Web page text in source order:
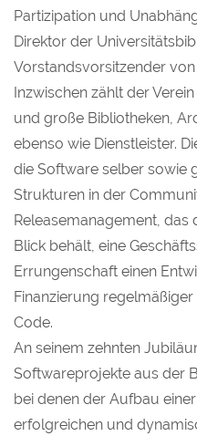
Partizipation und
Direktor der
Vorstandsvorsitzender von
Inzwischen zählt der
und große Bibliotheken,
ebenso wie Dienstleister.
die Software selber sowie
Strukturen in der
Releasemanagement, das
Blick behält, eine
Errungenschaft einen
Finanzierung
Code.
An seinem zehnten
Softwareprojekte aus der
bei denen der Aufbau
erfolgreichen und